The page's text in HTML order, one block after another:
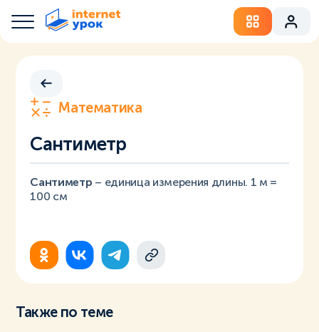
Математика
Сантиметр
Сантиметр – единица измерения длины. 1 м =
100 см
Также по теме